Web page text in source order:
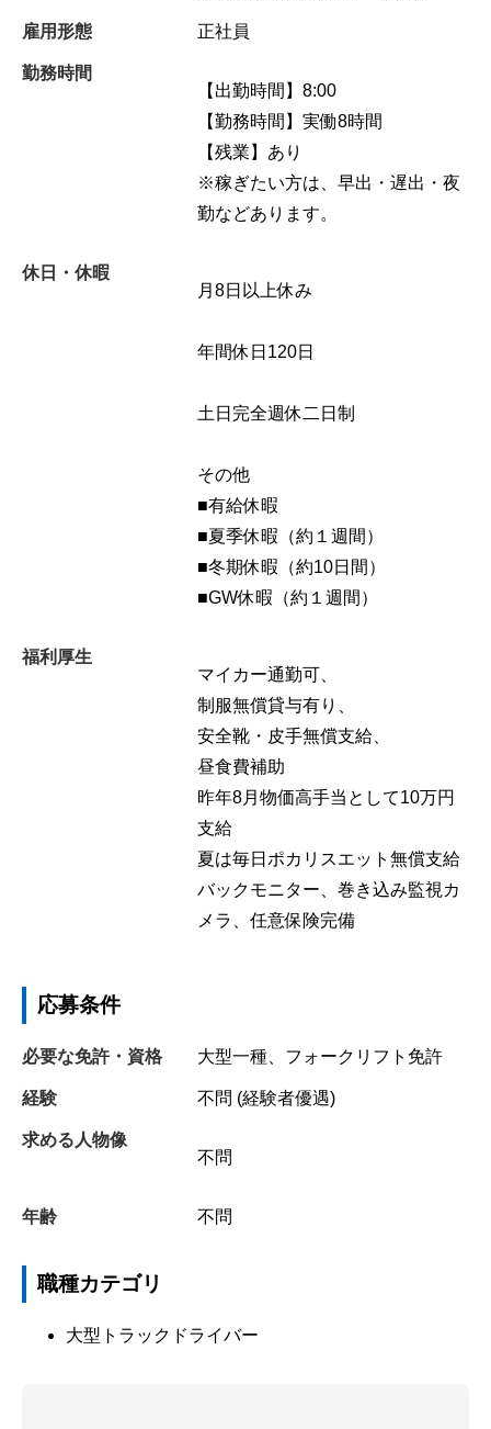
雇用形態 正社員
勤務時間
【出勤時間】8:00
【勤務時間】実働8時間
【残業】あり
※稼ぎたい方は、早出・遅出・夜
勤などあります。
休日・休暇
月8日以上休み
年間休日120日
土日完全週休二日制
その他
■有給休暇
■夏季休暇（約１週間）
■冬期休暇（約10日間）
■GW休暇（約１週間）
福利厚生
マイカー通勤可、
制服無償貸与有り、
安全靴・皮手無償支給、
昼食費補助
昨年8月物価高手当として10万円
支給
夏は毎日ポカリスエット無償支給
バックモニター、巻き込み監視カ
メラ、任意保険完備
応募条件
必要な免許・資格 大型一種、フォークリフト免許
経験 不問 (経験者優遇)
求める人物像
不問
年齢 不問
職種カテゴリ
大型トラックドライバー